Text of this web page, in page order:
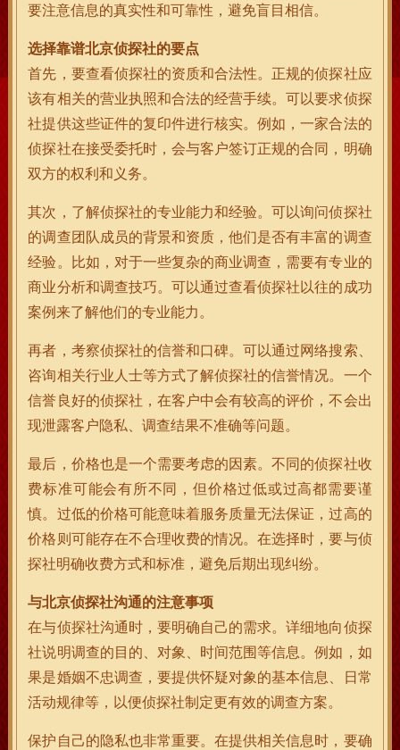
要注意信息的真实性和可靠性，避免盲目相信。
选择靠谱北京侦探社的要点
首先，要查看侦探社的资质和合法性。正规的侦探社应
该有相关的营业执照和合法的经营手续。可以要求侦探
社提供这些证件的复印件进行核实。例如，一家合法的
侦探社在接受委托时，会与客户签订正规的合同，明确
双方的权利和义务。
其次，了解侦探社的专业能力和经验。可以询问侦探社
的调查团队成员的背景和资质，他们是否有丰富的调查
经验。比如，对于一些复杂的商业调查，需要有专业的
商业分析和调查技巧。可以通过查看侦探社以往的成功
案例来了解他们的专业能力。
再者，考察侦探社的信誉和口碑。可以通过网络搜索、
咨询相关行业人士等方式了解侦探社的信誉情况。一个
信誉良好的侦探社，在客户中会有较高的评价，不会出
现泄露客户隐私、调查结果不准确等问题。
最后，价格也是一个需要考虑的因素。不同的侦探社收
费标准可能会有所不同，但价格过低或过高都需要谨
慎。过低的价格可能意味着服务质量无法保证，过高的
价格则可能存在不合理收费的情况。在选择时，要与侦
探社明确收费方式和标准，避免后期出现纠纷。
与北京侦探社沟通的注意事项
在与侦探社沟通时，要明确自己的需求。详细地向侦探
社说明调查的目的、对象、时间范围等信息。例如，如
果是婚姻不忠调查，要提供怀疑对象的基本信息、日常
活动规律等，以便侦探社制定更有效的调查方案。
保护自己的隐私也非常重要。在提供相关信息时，要确